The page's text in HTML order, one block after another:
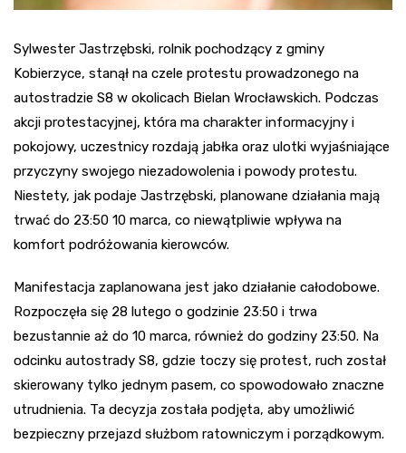
Sylwester Jastrzębski, rolnik pochodzący z gminy
Kobierzyce, stanął na czele protestu prowadzonego na
autostradzie S8 w okolicach Bielan Wrocławskich. Podczas
akcji protestacyjnej, która ma charakter informacyjny i
pokojowy, uczestnicy rozdają jabłka oraz ulotki wyjaśniające
przyczyny swojego niezadowolenia i powody protestu.
Niestety, jak podaje Jastrzębski, planowane działania mają
trwać do 23:50 10 marca, co niewątpliwie wpływa na
komfort podróżowania kierowców.
Manifestacja zaplanowana jest jako działanie całodobowe.
Rozpoczęła się 28 lutego o godzinie 23:50 i trwa
bezustannie aż do 10 marca, również do godziny 23:50. Na
odcinku autostrady S8, gdzie toczy się protest, ruch został
skierowany tylko jednym pasem, co spowodowało znaczne
utrudnienia. Ta decyzja została podjęta, aby umożliwić
bezpieczny przejazd służbom ratowniczym i porządkowym.